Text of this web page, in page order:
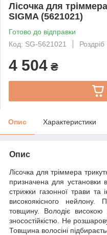
Лісочка для
SIGMA (5621021)
Готово до відправки
Код: SG-5621021
Роздріб
4 504 ₴
Опис Характеристики
Опис
Лісочка для тріммера
призначена для установки
стрижки газонної трави та
високоякісного
товщину. Володіє високою
зносостійкістю. Не
Товщина волосіні